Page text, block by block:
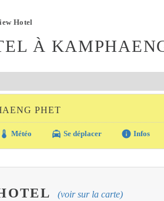
Hotel
À
PHET
thermostat Météo local_taxi Se déplacer info Infos
(voir sur la carte)